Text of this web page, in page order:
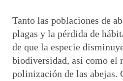
Tanto las poblaciones de
plagas y la pérdida de
de que la especie
biodiversidad, así como el
polinización de las abejas.